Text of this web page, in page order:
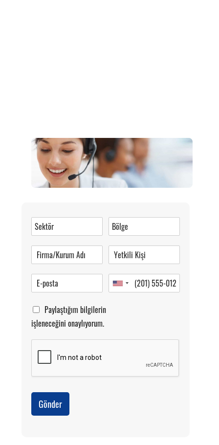
0 (216) 462 49 34
Pazartesi-Cumartesi 09.00-20.00
Paylaştığım bilgilerin
işleneceğini onaylıyorum.
Gönder